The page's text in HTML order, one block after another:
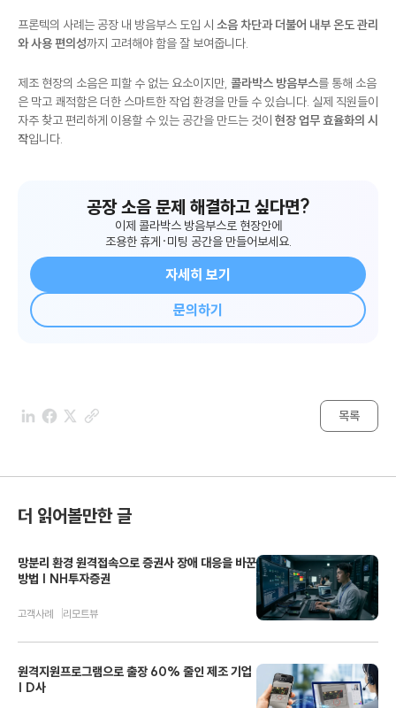
프론텍의 사례는 공장 내 방음부스 도입 시 소음 차단과 더불어 내부 온도 관리
와 사용 편의성까지 고려해야 함을 잘 보여줍니다.
제조 현장의 소음은 피할 수 없는 요소이지만, 콜라박스 방음부스를 통해 소음
은 막고 쾌적함은 더한 스마트한 작업 환경을 만들 수 있습니다. 실제 직원들이
자주 찾고 편리하게 이용할 수 있는 공간을 만드는 것이 현장 업무 효율화의 시
작입니다.
공장 소음 문제 해결하고 싶다면?
이제 콜라박스 방음부스로 현장안에
조용한 휴게·미팅 공간을 만들어보세요.
문의하기
자세히 보기
목록
더 읽어볼만한 글
망분리 환경 원격접속으로 증권사 장애 대응을 바꾼
방법 | NH투자증권
고객사례 리모트뷰
원격지원프로그램으로 출장 60% 줄인 제조 기업
| D사